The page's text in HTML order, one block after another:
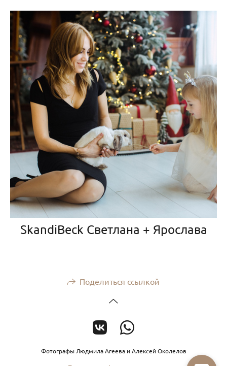
SkandiBeck Светлана + Ярослава
Поделиться ссылкой
Фотографы Людмила Агеева и Алексей Околелов